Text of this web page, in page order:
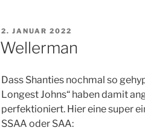
VERÖFFENTLICHT
AM
2. JANUAR 2022
Wellerman
Dass Shanties nochmal so
Longest Johns“ haben damit
perfektioniert. Hier eine super
SSAA oder SAA: